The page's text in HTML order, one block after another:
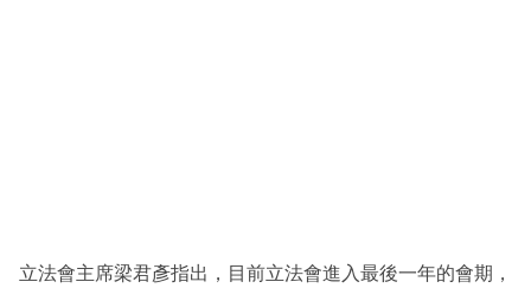
立法會主席梁君彥指出，目前立法會進入最後一年的會期，